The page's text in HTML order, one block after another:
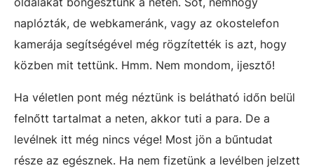
naplózták, de webkameránk, vagy az okostelefon
kamerája segítségével még rögzítették is azt, hogy
közben mit tettünk. Hmm. Nem mondom, ijesztő!
Ha véletlen pont még néztünk is belátható időn belül
felnőtt tartalmat a neten, akkor tuti a para. De a
levélnek itt még nincs vége! Most jön a bűntudat
része az egésznek. Ha nem fizetünk a levélben jelzett